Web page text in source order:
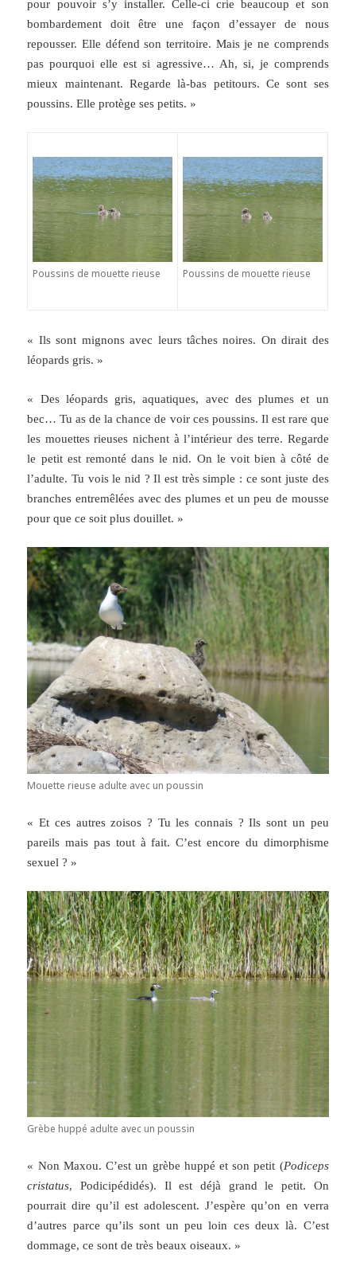
pour pouvoir s’y installer. Celle-ci crie beaucoup et son
bombardement doit être une façon d’essayer de nous
repousser. Elle défend son territoire. Mais je ne comprends
pas pourquoi elle est si agressive… Ah, si, je comprends
mieux maintenant. Regarde là-bas petitours. Ce sont ses
poussins. Elle protège ses petits. »
Poussins de mouette rieuse Poussins de mouette rieuse
« Ils sont mignons avec leurs tâches noires. On dirait des
léopards gris. »
« Des léopards gris, aquatiques, avec des plumes et un
bec… Tu as de la chance de voir ces poussins. Il est rare que
les mouettes rieuses nichent à l’intérieur des terre. Regarde
le petit est remonté dans le nid. On le voit bien à côté de
l’adulte. Tu vois le nid ? Il est très simple : ce sont juste des
branches entremêlées avec des plumes et un peu de mousse
pour que ce soit plus douillet. »
Mouette rieuse adulte avec un poussin
« Et ces autres zoisos ? Tu les connais ? Ils sont un peu
pareils mais pas tout à fait. C’est encore du dimorphisme
sexuel ? »
Grèbe huppé adulte avec un poussin
« Non Maxou. C’est un grèbe huppé et son petit (Podiceps
cristatus, Podicipédidés). Il est déjà grand le petit. On
pourrait dire qu’il est adolescent. J’espère qu’on en verra
d’autres parce qu’ils sont un peu loin ces deux là. C’est
dommage, ce sont de très beaux oiseaux. »